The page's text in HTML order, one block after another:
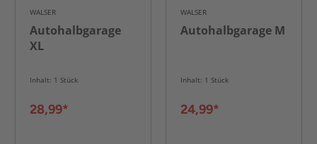
WALSER
Autohalbgarage
XL
Inhalt: 1 Stück
28,99*
WALSER
Autohalbgarage M
Inhalt: 1 Stück
24,99*